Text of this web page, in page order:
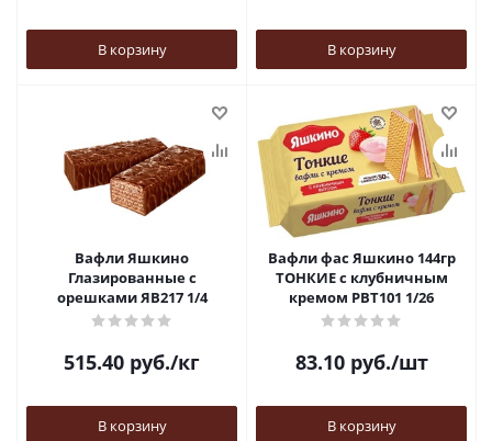
В корзину В корзину
Вафли Яшкино
Глазированные с
орешками ЯВ217 1/4
515.40 руб./кг
В корзину
Вафли фас Яшкино 144гр
ТОНКИЕ с клубничным
кремом РВТ101 1/26
83.10руб./шт
В корзину